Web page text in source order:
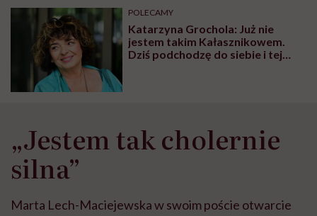
może chyba tylko
głupota i brak
wyobraźni"
pracy
POLECAMY
Katarzyna Grochola: Już nie
jestem takim Kałasznikowem.
Dziś podchodzę do siebie i tej
„Jestem tak cholernie
silna”
Marta Lech-Maciejewska w swoim poście otwarcie